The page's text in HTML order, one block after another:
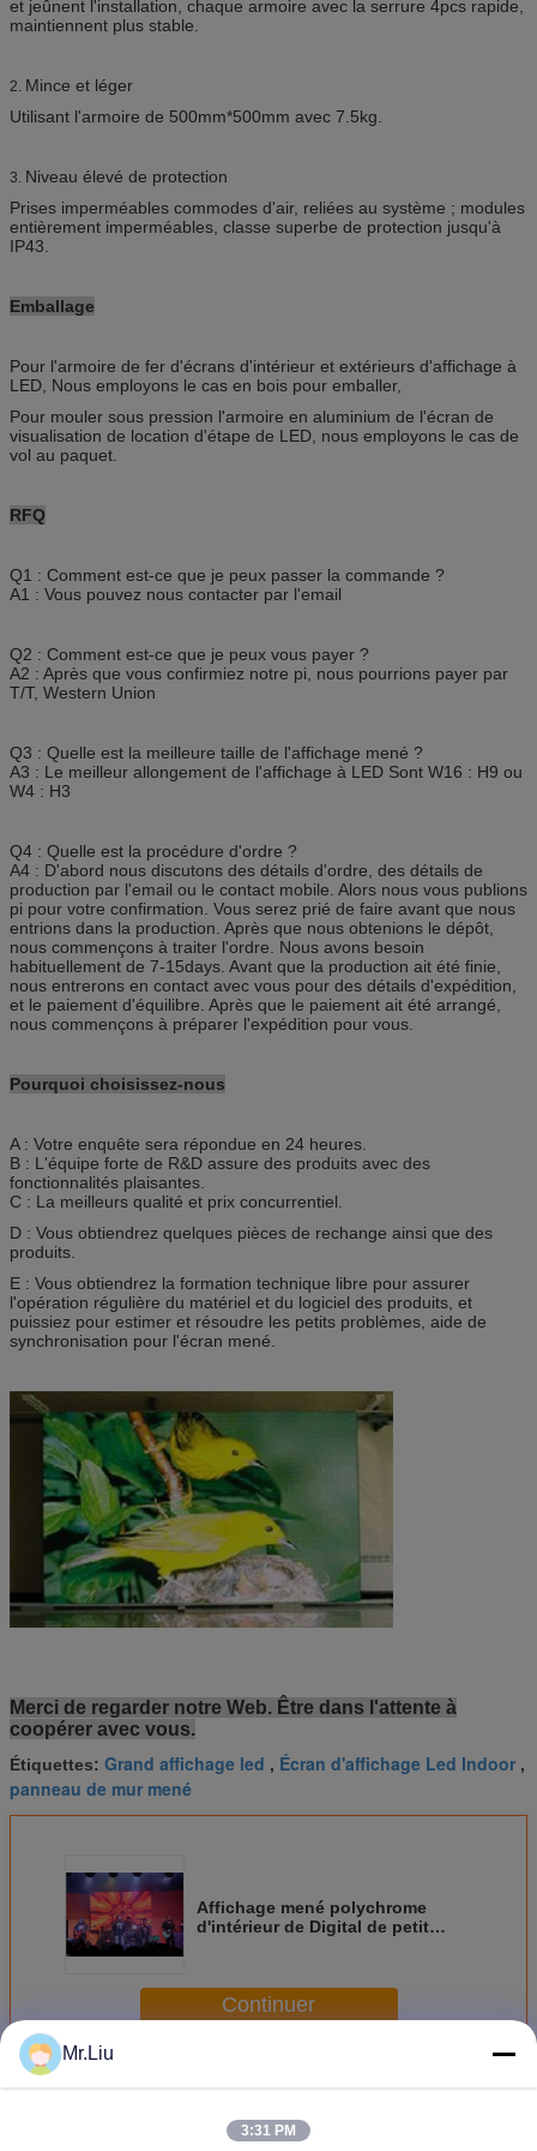
et jeûnent l'installation, chaque armoire avec la serrure 4pcs rapide,
maintiennent plus stable.
2. Mince et léger
Utilisant l'armoire de 500mm*500mm avec 7.5kg.
3. Niveau élevé de protection
Prises imperméables commodes d'air, reliées au système ; modules
entièrement imperméables, classe superbe de protection jusqu'à
IP43.
Emballage
Pour l'armoire de fer d'écrans d'intérieur et extérieurs d'affichage à
LED, Nous employons le cas en bois pour emballer,
Pour mouler sous pression l'armoire en aluminium de l'écran de
visualisation de location d'étape de LED, nous employons le cas de
vol au paquet.
RFQ
Q1 : Comment est-ce que je peux passer la commande ?
A1 : Vous pouvez nous contacter par l'email
Q2 : Comment est-ce que je peux vous payer ?
A2 : Après que vous confirmiez notre pi, nous pourrions payer par
T/T, Western Union
Q3 : Quelle est la meilleure taille de l'affichage mené ?
A3 : Le meilleur allongement de l'affichage à LED Sont W16 : H9 ou
W4 : H3
Q4 : Quelle est la procédure d'ordre ?
A4 : D'abord nous discutons des détails d'ordre, des détails de
production par l'email ou le contact mobile. Alors nous vous publions
pi pour votre confirmation. Vous serez prié de faire avant que nous
entrions dans la production. Après que nous obtenions le dépôt,
nous commençons à traiter l'ordre. Nous avons besoin
habituellement de 7-15days. Avant que la production ait été finie,
nous entrerons en contact avec vous pour des détails d'expédition,
et le paiement d'équilibre. Après que le paiement ait été arrangé,
nous commençons à préparer l'expédition pour vous.
Pourquoi choisissez-nous
A : Votre enquête sera répondue en 24 heures.
B : L'équipe forte de R&D assure des produits avec des
fonctionnalités plaisantes.
C : La meilleurs qualité et prix concurrentiel.
D : Vous obtiendrez quelques pièces de rechange ainsi que des
produits.
E : Vous obtiendrez la formation technique libre pour assurer
l'opération régulière du matériel et du logiciel des produits, et
puissiez pour estimer et résoudre les petits problèmes, aide de
synchronisation pour l'écran mené.
Merci de regarder notre Web. Être dans l'attente à
coopérer avec vous.
Étiquettes: Grand affichage led , Écran d'affichage Led Indoor ,
panneau de mur mené
Affichage mené polychrome
d'intérieur de Digital de petit
Continuer
PlusIntérieur polychrome d'affichage à LED
Mr.Liu
3:31 PM